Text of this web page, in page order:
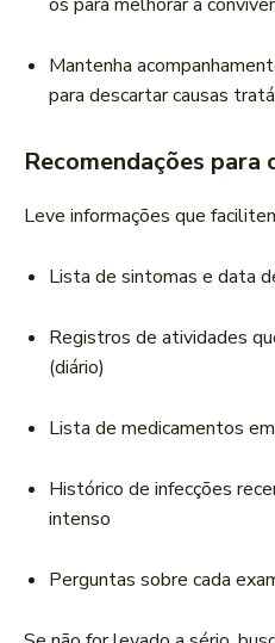
Mantenha
para descartar causas
Recomendações para
Leve informações que
Lista de sintomas e data
Registros de atividades
(diário)
Lista de medicamentos
Histórico de infecções
intenso
Perguntas sobre cada